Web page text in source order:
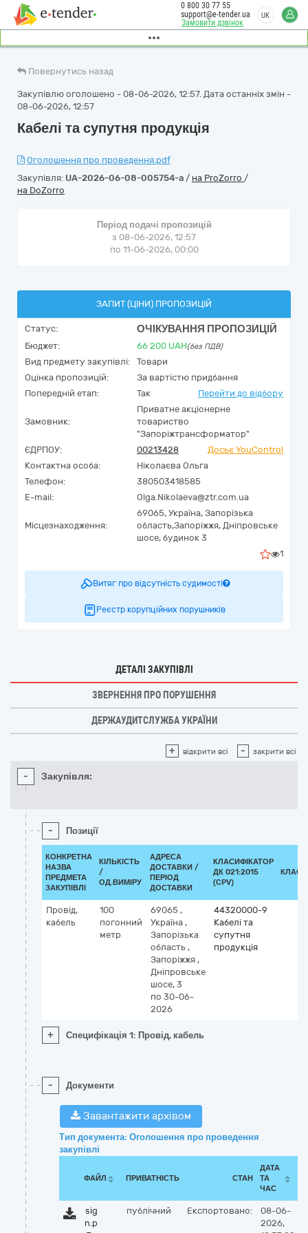
Замовити дзвінок
0 800 30 77 55
support@e-tender.ua
UK
Повернутись назад
Закупівлю оголошено - 08-06-2026, 12:57. Дата останніх змін -
08-06-2026, 12:57
Кабелі та супутня продукція
Оголошення про проведення.pdf
Закупівля: UA-2026-06-08-005754-a / на ProZorro /
на DoZorro
Період подачі пропозицій
з 08-06-2026, 12:57
по 11-06-2026, 00:00
ЗАПИТ (ЦІНИ) ПРОПОЗИЦІЙ
Статус: ОЧІКУВАННЯ ПРОПОЗИЦІЙ
Бюджет: 66 200 UAH(без ПДВ)
Вид предмету закупівлі:
Товари
Оцінка пропозицій:
За вартістю придбання
Попередній етап:
Так Перейти до відбору
Замовник:
Приватне акціонерне
товариство
"Запоріжтрансформатор"
ЄДРПОУ:
00213428
Досьє YouControl
Контактна особа:
Ніколаєва Ольга
Телефон:
380503418585
E-mail:
Olga.Nikolaeva@ztr.com.ua
Місцезнаходження:
69065, Україна, Запорізька
область,Запоріжжя, Дніпровське
шосе, будинок 3
1
Витяг про відсутність судимості
Реєстр корупційних порушників
ДЕТАЛІ ЗАКУПІВЛІ
ЗВЕРНЕННЯ ПРО ПОРУШЕННЯ
ДЕРЖАУДИТСЛУЖБА УКРАЇНИ
+ відкрити всі - закрити всі
- Закупівля:
- Позиції
КОНКРЕТНА
НАЗВА
ПРЕДМЕТА
ЗАКУПІВЛІ
КІЛЬКІСТЬ
/
ОД.ВИМІРУ
АДРЕСА
ДОСТАВКИ /
ПЕРІОД
ДОСТАВКИ
КЛАСИФІКАТОР
ДК 021:2015
(CPV)
Провід,
кабель
100
погонний
метр
69065 ,
Україна ,
Запорізька
область ,
Запоріжжя ,
Дніпровське
шосе, 3
по 30-06-
2026
44320000-9
Кабелі та
супутня
продукція
+ Специфікація 1: Провід, кабель
- Документи
Завантажити архівом
Тип документа: Оголошення про проведення
закупівлі
ФАЙЛ ПРИВАТНІСТЬ СТАН
ДАТА
ТА
ЧАС
sig
n.p
публічний Експортовано:
08-06-
2026,